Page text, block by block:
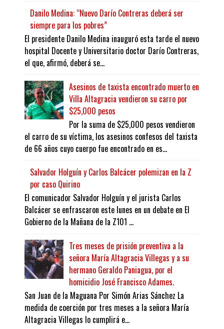
Danilo Medina: “Nuevo Darío Contreras deberá ser
siempre para los pobres”
El presidente Danilo Medina inauguró esta tarde el nuevo
hospital Docente y Universitario doctor Darío Contreras,
el que, afirmó, deberá se...
Asesinos de taxista encontrado muerto en
Villa Altagracia vendieron su carro por
$25,000 pesos
Por la suma de $25,000 pesos vendieron
el carro de su víctima, los asesinos confesos del taxista
de 66 años cuyo cuerpo fue encontrado en es...
Salvador Holguín y Carlos Balcácer polemizan en la Z
por caso Quirino
El comunicador Salvador Holguín y el jurista Carlos
Balcácer se enfrascaron este lunes en un debate en El
Gobierno de la Mañana de la Z101 ...
Tres meses de prisión preventiva a la
señora María Altagracia Villegas y a su
hermano Geraldo Paniagua, por el
homicidio José Francisco Adames.
San Juan de la Maguana Por Simón Arias Sánchez La
medida de coerción por tres meses a la señora María
Altagracia Villegas lo cumplirá e...